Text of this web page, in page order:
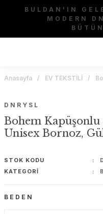
BULDAN'IN
MODERN
Anasayfa EV TEKSTİLİ
DNRYSL
Bohem
Unisex Bornoz,
STOK KODU
KATEGORI
BEDEN